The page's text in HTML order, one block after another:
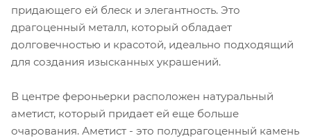
придающего ей блеск и элегантность. Это
драгоценный металл, который обладает
долговечностью и красотой, идеально подходящий
для создания изысканных украшений.
В центре фероньерки расположен натуральный
аметист, который придает ей еще больше
очарования. Аметист - это полудрагоценный камень